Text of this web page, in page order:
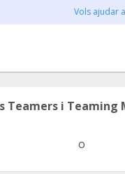
Vols ajudar
i Teaming
o